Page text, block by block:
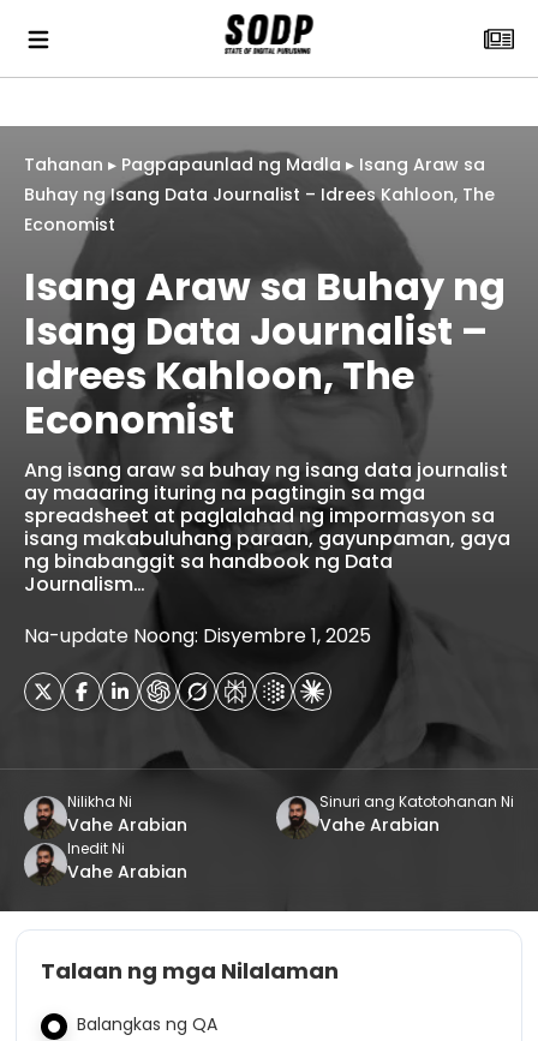
Tahanan ▸ Pagpapaunlad ng Madla▸ Isang Araw sa
Buhay ng Isang Data Journalist – Idrees Kahloon, The
Economist
Isang Araw sa Buhay ng
Isang Data Journalist –
Idrees Kahloon, The
Economist
Ang isang araw sa buhay ng isang data journalist
ay maaaring ituring na pagtingin sa mga
spreadsheet at paglalahad ng impormasyon sa
isang makabuluhang paraan, gayunpaman, gaya
ng binabanggit sa handbook ng Data
Journalism…
Na-update Noong: Disyembre 1, 2025
Nilikha Ni
Vahe Arabian
Sinuri ang Katotohanan Ni
Vahe Arabian
Inedit Ni
Vahe Arabian
Talaan ng mga Nilalaman
Balangkas ng QA